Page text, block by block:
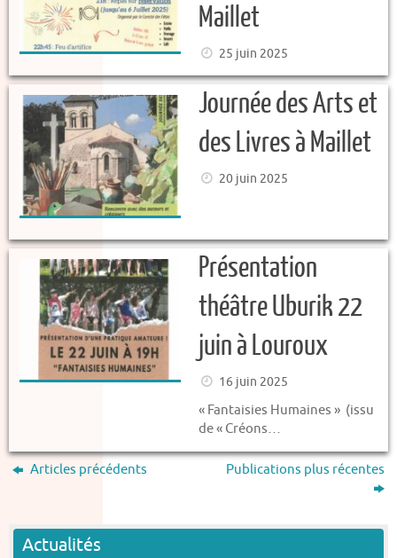
Maillet
25 juin 2025
Journée des Arts et
des Livres à Maillet
20 juin 2025
Présentation
théâtre Uburik 22
juin à Louroux
16 juin 2025
« Fantaisies Humaines » (issu
de « Créons…
Articles précédents Publications plus récentes
Actualités